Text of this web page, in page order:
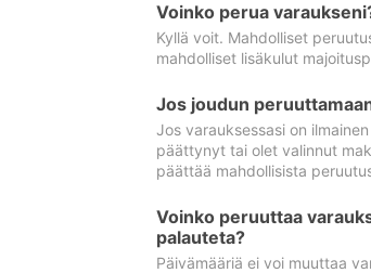
Voinko perua
Kyllä voit. Mahdolliset
mahdolliset lisäkulut
Jos joudun
Jos varauksessasi on
päättynyt tai olet valinnut
päättää mahdollisista
Voinko peruuttaa
palauteta?
Päivämääriä ei voi muuttaa